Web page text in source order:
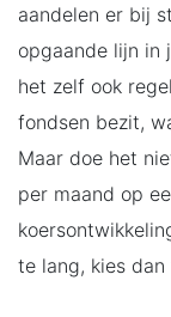
aandelen er bij
opgaande lijn in
het zelf ook
fondsen bezit,
Maar doe het
per maand op
te lang, kies